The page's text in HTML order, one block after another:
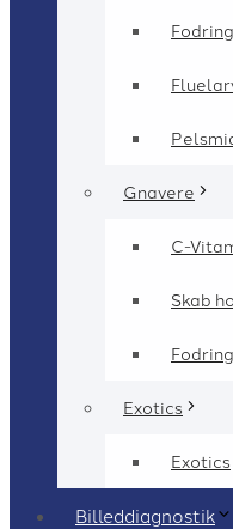
Gnavere
C-
Skab
Exotics
Exotics
Billeddiagnostik